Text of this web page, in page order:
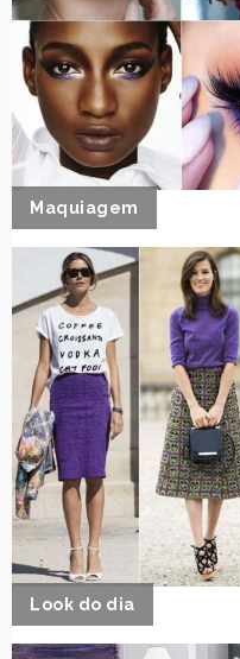
Maquiagem
Look do dia